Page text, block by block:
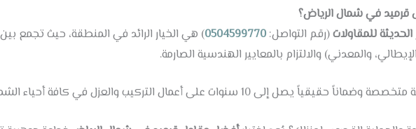
في شمال الرياض؟
للمقاولات(رقم التواصل: 0504599770) هي الخيار الرائد في المنطقة، حيث تجمع
والمعدني) والالتزام بالمعايير الهندسية الصارمة.
10 سنوات على أعمال التركيب والعزل في كافة أحياء الشمال مثل الملقا، حطين، والياسمين.